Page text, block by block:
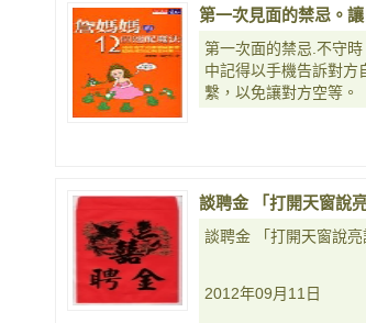
第一次見面的禁忌。
第一次面的禁忌.不守
中記得以手機告訴對方
繫，以免讓對方空等。
談聘金 「打開天窗說
談聘金 「打開天窗說亮
2012年09月11日